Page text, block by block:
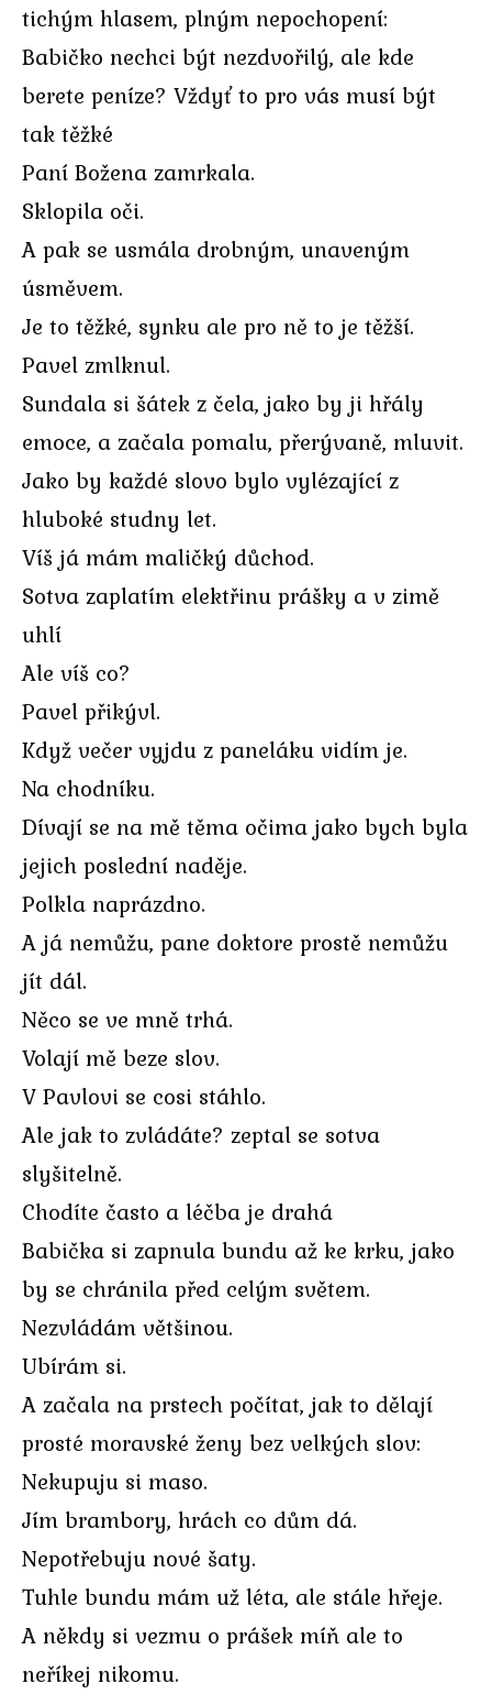
tichým hlasem, plným nepochopení:
Babičko nechci být nezdvořilý, ale kde
berete peníze? Vždyť to pro vás musí být
tak těžké
Paní Božena zamrkala.
Sklopila oči.
A pak se usmála drobným, unaveným
úsměvem.
Je to těžké, synku ale pro ně to je těžší.
Pavel zmlknul.
Sundala si šátek z čela, jako by ji hřály
emoce, a začala pomalu, přerývaně, mluvit.
Jako by každé slovo bylo vylézající z
hluboké studny let.
Víš já mám maličký důchod.
Sotva zaplatím elektřinu prášky a v zimě
uhlí
Ale víš co?
Pavel přikývl.
Když večer vyjdu z paneláku vidím je.
Na chodníku.
Dívají se na mě těma očima jako bych byla
jejich poslední naděje.
Polkla naprázdno.
A já nemůžu, pane doktore prostě nemůžu
jít dál.
Něco se ve mně trhá.
Volají mě beze slov.
V Pavlovi se cosi stáhlo.
Ale jak to zvládáte? zeptal se sotva
slyšitelně.
Chodíte často a léčba je drahá
Babička si zapnula bundu až ke krku, jako
by se chránila před celým světem.
Nezvládám většinou.
Ubírám si.
A začala na prstech počítat, jak to dělají
prosté moravské ženy bez velkých slov:
Nekupuju si maso.
Jím brambory, hrách co dům dá.
Nepotřebuju nové šaty.
Tuhle bundu mám už léta, ale stále hřeje.
A někdy si vezmu o prášek míň ale to
neříkej nikomu.